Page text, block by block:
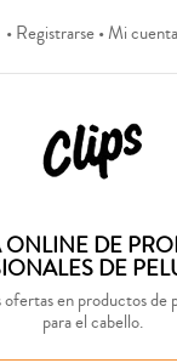
• Registrarse• Mi cuenta
DE
DE
en productos de
para el cabello.